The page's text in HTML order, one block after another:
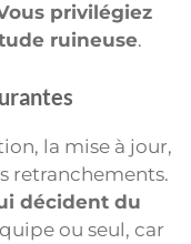
privilégiez
ruineuse.
la mise à jour,
retranchements.
décident du
ou seul, car